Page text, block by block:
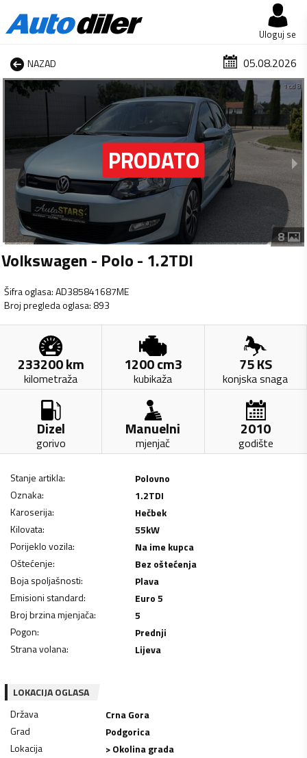
Uloguj se
NAZAD 05.08.2026
1 od 8
8
Volkswagen - Polo - 1.2TDI
Šifra oglasa:AD385841687ME
Broj pregleda oglasa: 893
233200km
kilometraža
1200cm3
kubikaža
75KS
konjska snaga
Dizel
gorivo
Manuelni
mjenjač
2010
godište
Stanje artikla:
Polovno
Oznaka:
1.2TDI
Karoserija:
Hečbek
Kilovata: 55kW
Porijeklo vozila:
Na ime kupca
Oštećenje:
Bez oštećenja
Boja spoljašnosti:
Plava
Emisioni standard:
Euro 5
Broj brzina mjenjača:
5
Pogon:
Prednji
Strana volana: Lijeva
LOKACIJA OGLASA
Država
Crna Gora
Grad
Podgorica
Lokacija
> Okolina grada